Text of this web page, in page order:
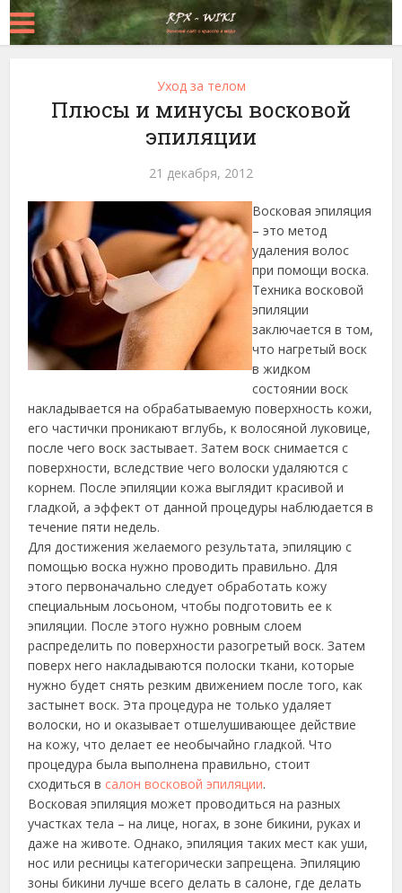
Уход за телом
Плюсы и минусы восковой
эпиляции
21 декабря, 2012
Восковая эпиляция
– это метод
удаления волос
при помощи воска.
Техника восковой
эпиляции
заключается в том,
что нагретый воск
в жидком
состоянии воск
накладывается на обрабатываемую поверхность кожи,
его частички проникают вглубь, к волосяной луковице,
после чего воск застывает. Затем воск снимается с
поверхности, вследствие чего волоски удаляются с
корнем. После эпиляции кожа выглядит красивой и
гладкой, а эффект от данной процедуры наблюдается в
течение пяти недель.
Для достижения желаемого результата, эпиляцию с
помощью воска нужно проводить правильно. Для
этого первоначально следует обработать кожу
специальным лосьоном, чтобы подготовить ее к
эпиляции. После этого нужно ровным слоем
распределить по поверхности разогретый воск. Затем
поверх него накладываются полоски ткани, которые
нужно будет снять резким движением после того, как
застынет воск. Эта процедура не только удаляет
волоски, но и оказывает отшелушивающее действие
на кожу, что делает ее необычайно гладкой. Что
процедура была выполнена правильно, стоит
сходиться в салон восковой эпиляции.
Восковая эпиляция может проводиться на разных
участках тела – на лице, ногах, в зоне бикини, руках и
даже на животе. Однако, эпиляция таких мест как уши,
нос или ресницы категорически запрещена. Эпиляцию
зоны бикини лучше всего делать в салоне, где делать